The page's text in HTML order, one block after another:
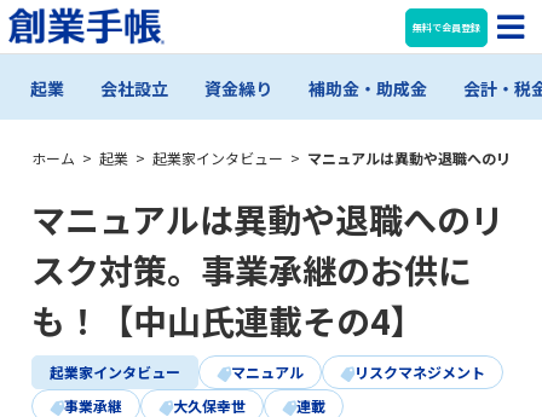
無料で会員登録
起業 会社設立 資金繰り 補助金・助成金 会計・税
ホーム > 起業 > 起業家インタビュー > マニュアルは異動や退職へのリス
マニュアルは異動や退職へのリ
スク対策。事業承継のお供に
も！【中山氏連載その4】
起業家インタビュー マニュアル
リスクマネジメント
事業承継
大久保幸世 連載